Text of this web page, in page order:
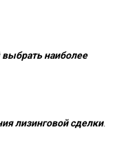
выбрать наиболее
лизинговой сделки.